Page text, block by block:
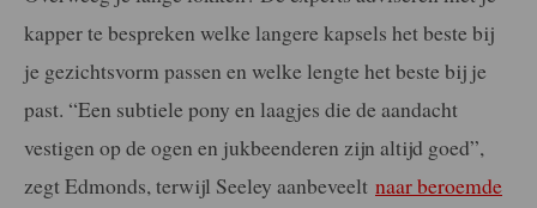
kapper te bespreken welke langere kapsels het beste bij
je gezichtsvorm passen en welke lengte het beste bij je
past. “Een subtiele pony en laagjes die de aandacht
vestigen op de ogen en jukbeenderen zijn altijd goed”,
zegt Edmonds, terwijl Seeley aanbeveelt naar beroemde